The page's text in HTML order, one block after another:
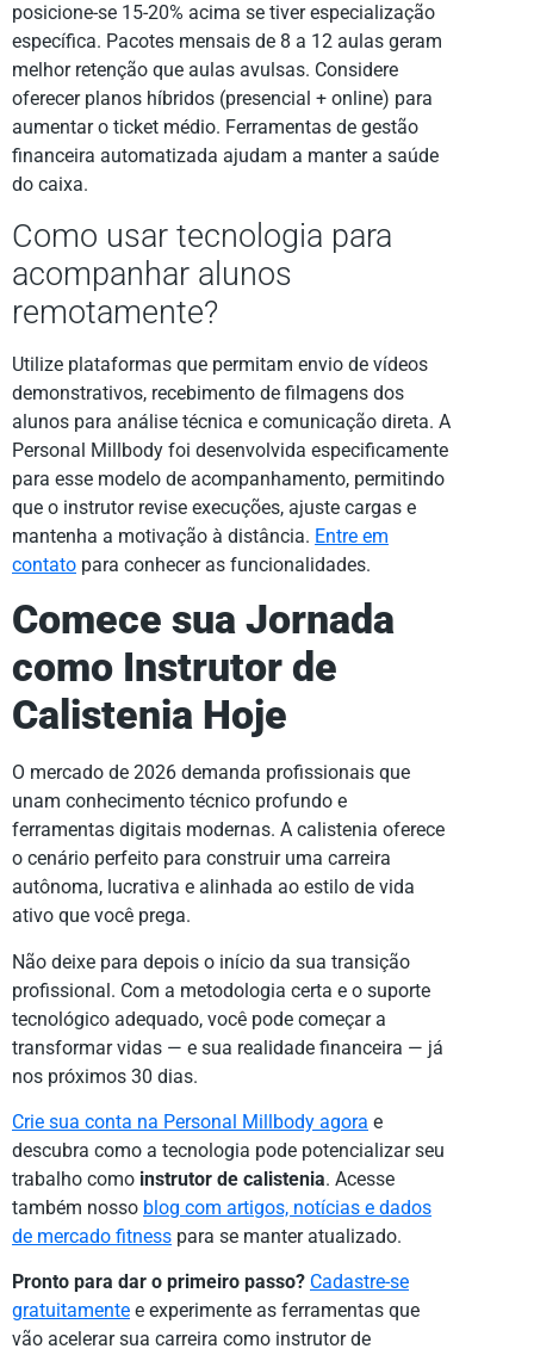
posicione-se 15-20% acima se tiver especialização
específica. Pacotes mensais de 8 a 12 aulas geram
melhor retenção que aulas avulsas. Considere
oferecer planos híbridos (presencial + online) para
aumentar o ticket médio. Ferramentas de gestão
financeira automatizada ajudam a manter a saúde
do caixa.
Como usar tecnologia para
acompanhar alunos
remotamente?
Utilize plataformas que permitam envio de vídeos
demonstrativos, recebimento de filmagens dos
alunos para análise técnica e comunicação direta. A
Personal Millbody foi desenvolvida especificamente
para esse modelo de acompanhamento, permitindo
que o instrutor revise execuções, ajuste cargas e
mantenha a motivação à distância. Entre em
contato para conhecer as funcionalidades.
Comece sua Jornada
como Instrutor de
Calistenia Hoje
O mercado de 2026 demanda profissionais que
unam conhecimento técnico profundo e
ferramentas digitais modernas. A calistenia oferece
o cenário perfeito para construir uma carreira
autônoma, lucrativa e alinhada ao estilo de vida
ativo que você prega.
Não deixe para depois o início da sua transição
profissional. Com a metodologia certa e o suporte
tecnológico adequado, você pode começar a
transformar vidas — e sua realidade financeira — já
nos próximos 30 dias.
Crie sua conta na Personal Millbody agora e
descubra como a tecnologia pode potencializar seu
trabalho como instrutor de calistenia. Acesse
também nosso blog com artigos, notícias e dados
de mercado fitness para se manter atualizado.
Pronto para dar o primeiro passo? Cadastre-se
gratuitamente e experimente as ferramentas que
vão acelerar sua carreira como instrutor de